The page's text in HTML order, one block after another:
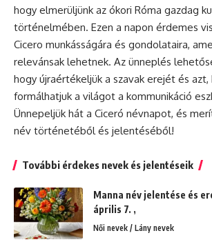
hogy elmerüljünk az ókori Róma gazdag
történelmében. Ezen a napon érdemes
Cicero munkásságára és gondolataira,
relevánsak lehetnek. Az ünneplés
hogy újraértékeljük a szavak erejét és azt,
formálhatjuk a világot a kommunikáció
Ünnepeljük hát a Ciceró névnapot, és
név történetéből és jelentéséből!
További érdekes nevek és jelentéseik
Manna név jelentése és
április 7. ,
Női nevek / Lány nevek